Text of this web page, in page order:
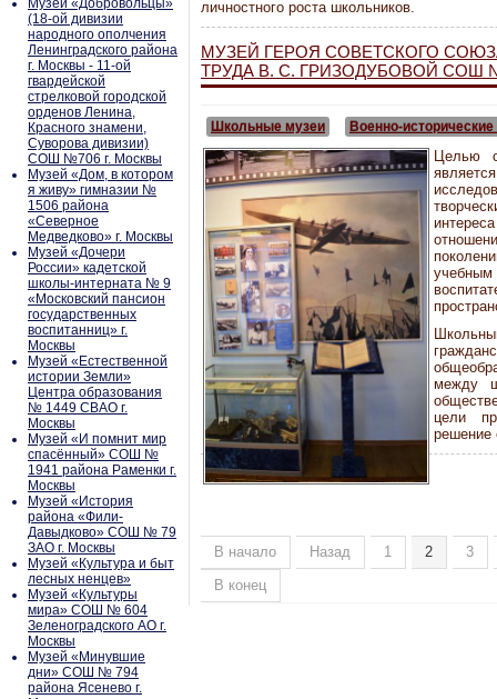
Музей «Добровольцы»
(18-ой дивизии
народного ополчения
Ленинградского района
г. Москвы - 11-ой
гвардейской
стрелковой городской
орденов Ленина,
Красного знамени,
Суворова дивизии)
СОШ №706 г. Москвы
Музей «Дом, в котором
я живу» гимназии №
1506 района
«Северное
Медведково» г. Москвы
Музей «Дочери
России» кадетской
школы-интерната № 9
«Московский пансион
государственных
воспитанниц» г.
Москвы
Музей «Естественной
истории Земли»
Центра образования
№ 1449 СВАО г.
Москвы
Музей «И помнит мир
спасённый» СОШ №
1941 района Раменки г.
Москвы
Музей «История
района «Фили-
Давыдково» СОШ № 79
ЗАО г. Москвы
Музей «Культура и быт
лесных ненцев»
Музей «Культуры
мира» СОШ № 604
Зеленоградского АО г.
Москвы
Музей «Минувшие
дни» СОШ № 794
района Ясенево г.
личностного роста школьников.
МУЗЕЙ ГЕРОЯ СОВЕТСКОГО
ТРУДА В. С. ГРИЗОДУБОВОЙ СОШ
Школьные музеи Военно-
Целью
между
цели
решение
В начало Назад 1 2
3
В конец